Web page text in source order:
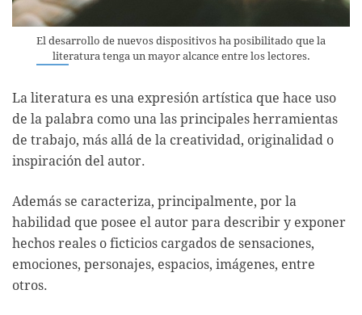
El desarrollo de nuevos dispositivos ha posibilitado que la
literatura tenga un mayor alcance entre los lectores.
La literatura es una expresión artística que hace uso
de la palabra como una las principales herramientas
de trabajo, más allá de la creatividad, originalidad o
inspiración del autor.
Además se caracteriza, principalmente, por la
habilidad que posee el autor para describir y exponer
hechos reales o ficticios cargados de sensaciones,
emociones, personajes, espacios, imágenes, entre
otros.